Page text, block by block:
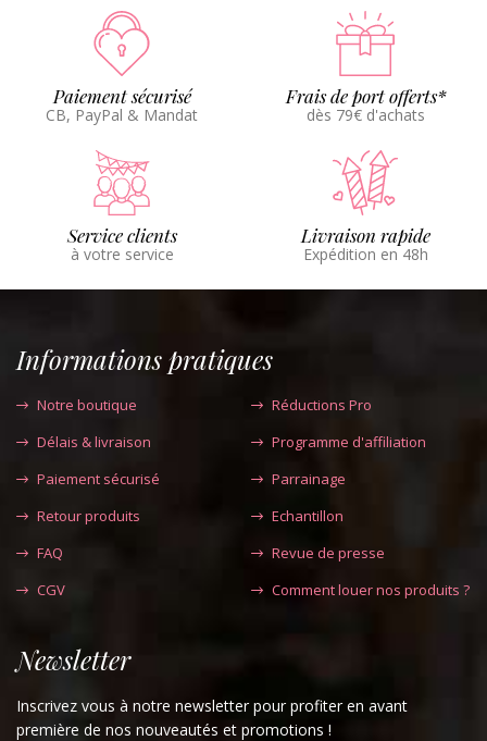
Paiement sécurisé
CB, PayPal & Mandat
Frais de port offerts*
dès 79€ d'achats
Service clients
à votre service
Livraison rapide
Expédition en 48h
Informations pratiques
Notre boutique
Délais & livraison
Paiement sécurisé
Retour produits
FAQ
CGV
Réductions Pro
Programme d'affiliation
Parrainage
Echantillon
Revue de presse
Comment louer nos produits ?
Newsletter
Inscrivez vous à notre newsletter pour profiter en avant
première de nos nouveautés et promotions !